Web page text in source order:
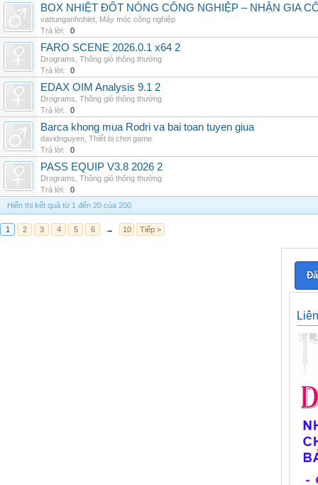
BOX NHIỆT ĐỐT NÓNG CÔNG NGHIỆP – NHẬN GIA
vattunganhnhiet Máy móc công nghiệp
Trả lời:
0
FARO SCENE 2026.0.1 x64 2
Drograms Thông gió thông thường
Trả lời:
0
EDAX OIM Analysis 9.1 2
Drograms Thông gió thông thường
Trả lời:
0
Barca khong mua Rodri va bai toan tuyen giua
davidnguyen Thiết bị chơi game
Trả lời:
0
PASS EQUIP V3.8 2026 2
Drograms Thông gió thông thường
Trả lời:
0
Hiển thị kết quả từ 1 đến 20 của 200
1 2 3 4 5 6 → 10 Tiếp >